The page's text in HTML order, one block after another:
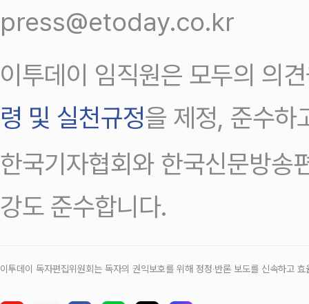
press@etoday.co.kr
이투데이 임직원은 모두의 의
령 및 실천규정을 제정, 준수하
한국기자협회와 한국신문방송
강도 준수합니다.
이투데이 독자편집위원회는 독자의 권익보호를 위해 정정‧반론 보도를 신속하고